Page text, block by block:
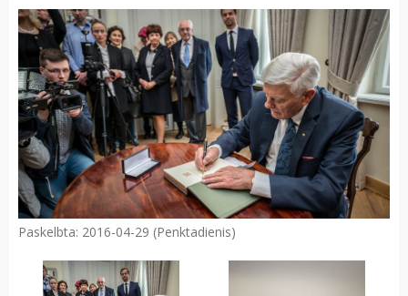
Paskelbta: 2016-04-29 (Penktadienis)